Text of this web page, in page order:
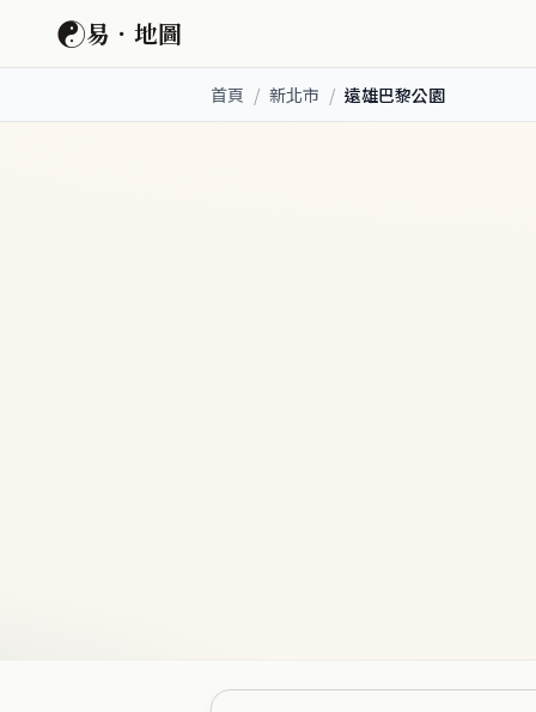
☯易．地圖
首頁 / 新北市 / 遠雄巴黎公園